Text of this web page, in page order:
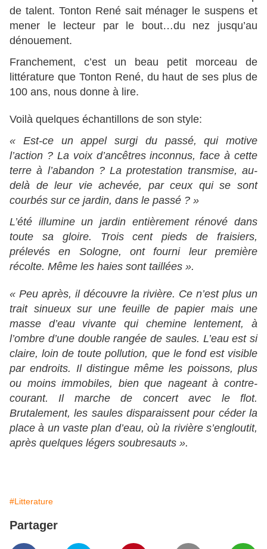
de talent. Tonton René sait ménager le suspens et
mener le lecteur par le bout…du nez jusqu’au
dénouement.
Franchement, c’est un beau petit morceau de
littérature que Tonton René, du haut de ses plus de
100 ans, nous donne à lire.
Voilà quelques échantillons de son style:
« Est-ce un appel surgi du passé, qui motive
l’action ? La voix d’ancêtres inconnus, face à cette
terre à l’abandon ? La protestation transmise, au-
delà de leur vie achevée, par ceux qui se sont
courbés sur ce jardin, dans le passé ? »
L’été illumine un jardin entièrement rénové dans
toute sa gloire. Trois cent pieds de fraisiers,
prélevés en Sologne, ont fourni leur première
récolte. Même les haies sont taillées ».
« Peu après, il découvre la rivière. Ce n’est plus un
trait sinueux sur une feuille de papier mais une
masse d’eau vivante qui chemine lentement, à
l’ombre d’une double rangée de saules. L’eau est si
claire, loin de toute pollution, que le fond est visible
par endroits. Il distingue même les poissons, plus
ou moins immobiles, bien que nageant à contre-
courant. Il marche de concert avec le flot.
Brutalement, les saules disparaissent pour céder la
place à un vaste plan d’eau, où la rivière s’engloutit,
après quelques légers soubresauts ».
#Litterature
Partager